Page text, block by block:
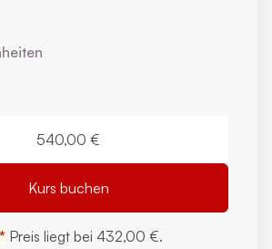
540,00 €
Kurs buchen
* Preis liegt bei 432,00 €.